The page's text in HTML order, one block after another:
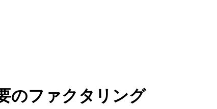
のファクタリング